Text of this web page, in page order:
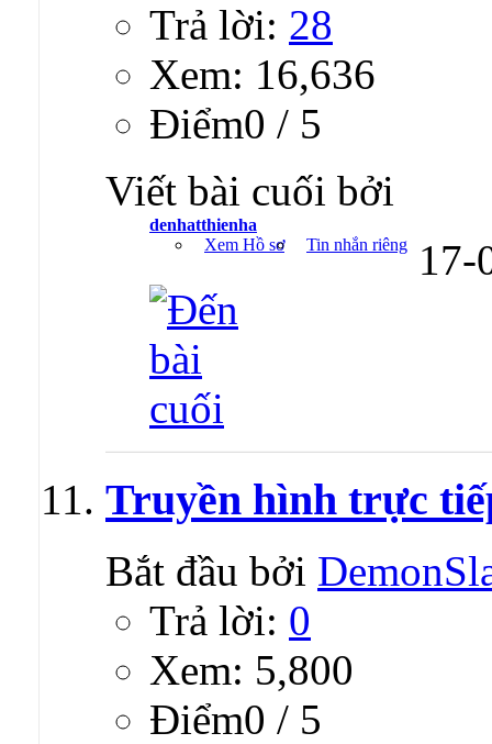
Trả lời: 28
Xem: 16,636
Ðiểm0 / 5
Viết bài cuối bởi
denhatthienha
Xem Hồ sơ
Tin nhắn riêng
Truyền hình trực
Bắt đầu bởi
Trả lời: 0
Xem: 5,800
Ðiểm0 / 5